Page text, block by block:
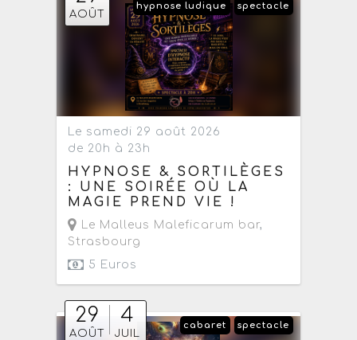
AOÛT
spectacle
hypnose ludique
Le samedi 29 août 2026
de 20h à 23h
HYPNOSE & SORTILÈGES
: UNE SOIRÉE OÙ LA
MAGIE PREND VIE !
Le Malleus Maleficarum bar,
Strasbourg
5 Euros
29
AOÛT
4
JUIL
spectacle
cabaret